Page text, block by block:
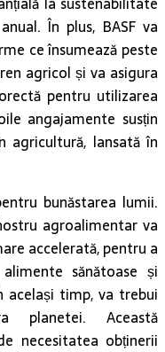
În plus, BASF va
ce însumează peste
agricol și va asigura
pentru utilizarea
angajamente susțin
agricultură, lansată în
bunăstarea lumii.
agroalimentar va
accelerată, pentru a
sănătoase și
același timp, va trebui
planetei. Această
necesitatea obținerii